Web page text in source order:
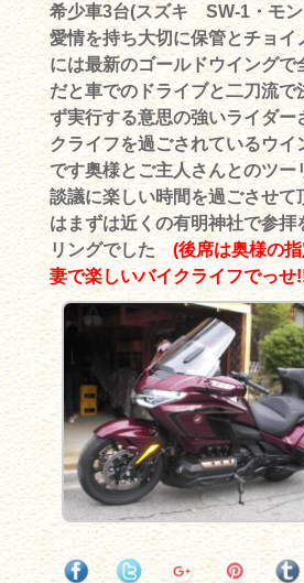
希少車3台(スズキ SW-1・モ
愛情を持ち大切に保管とチョイ
には最新のゴールドウイングで
だと車でのドライブと二刀流で
ず実行する意思の強いライダー
クライフを過ごされているウイ
です奥様とご主人さんとのツー
談議に楽しい時間を過ごさせて
はまずは近くの有明神社で参拝
リングでした (後席は奥様の
妻で楽しいバイクライフでっせ